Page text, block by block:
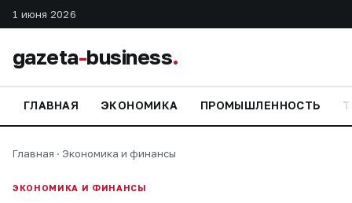
1 июня 2026
gazeta-business.
ГЛАВНАЯ ЭКОНОМИКА ПРОМЫШЛЕННОСТЬ
Главная · Экономика и финансы
ЭКОНОМИКА И ФИНАНСЫ